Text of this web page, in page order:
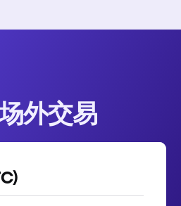
外交易